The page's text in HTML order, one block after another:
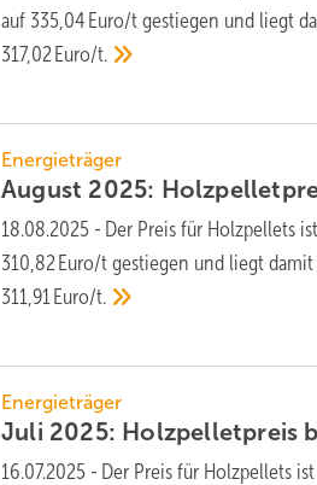
auf 335,04 Euro/t ge­stiegen und liegt
317,02 Euro/t.
Energieträger
August 2025:
18.08.2025 - Der Preis für Holz­pellets
310,82 Euro/t ge­stiegen und liegt
311,91 Euro/t.
Energieträger
Juli 2025: Holzpellet­preis
16.07.2025 - Der Preis für Holz­pellets